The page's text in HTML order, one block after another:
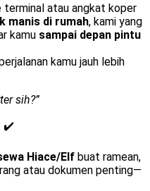
atau angkat koper
manis di rumah, kami yang
kamu sampai depan pintu
kamu jauh lebih
sih?”
✔️
Hiace/Elf buat ramean,
atau dokumen penting—